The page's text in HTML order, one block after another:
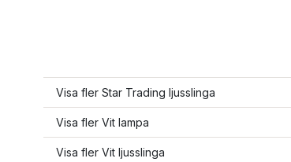
Visa fler Star Trading ljusslinga
Visa fler Vit lampa
Visa fler Vit ljusslinga